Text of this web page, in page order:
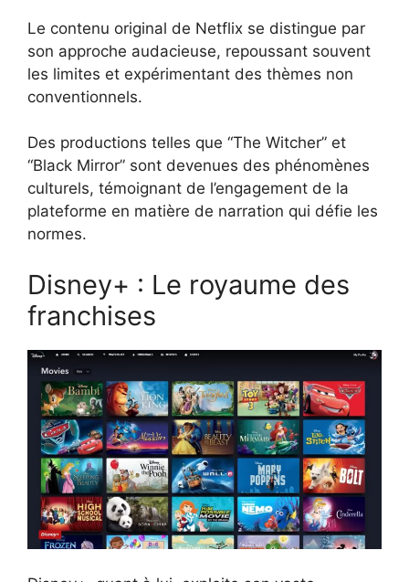
Le contenu original de Netflix se distingue par
son approche audacieuse, repoussant souvent
les limites et expérimentant des thèmes non
conventionnels.
Des productions telles que “The Witcher” et
“Black Mirror” sont devenues des phénomènes
culturels, témoignant de l’engagement de la
plateforme en matière de narration qui défie les
normes.
Disney+ : Le royaume des
franchises